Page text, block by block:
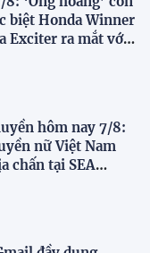
biệt Honda Winner
Exciter ra mắt với
hôm nay 7/8:
nữ Việt Nam
chấn tại SEA